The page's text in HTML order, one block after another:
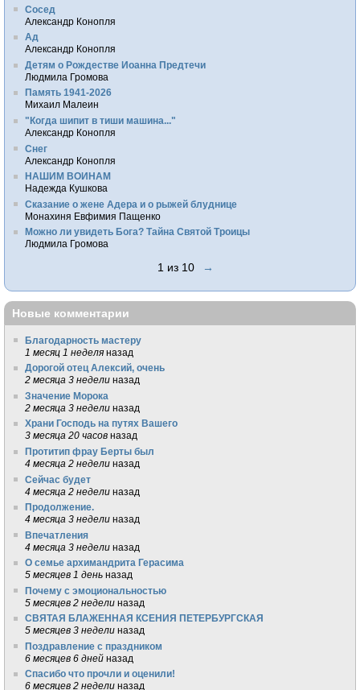
Сосед
Александр Конопля
Ад
Александр Конопля
Детям о Рождестве Иоанна Предтечи
Людмила Громова
Память 1941-2026
Михаил Малеин
"Когда шипит в тиши машина..."
Александр Конопля
Снег
Александр Конопля
НАШИМ ВОИНАМ
Надежда Кушкова
Сказание о жене Адера и о рыжей блуднице
Монахиня Евфимия Пащенко
Можно ли увидеть Бога? Тайна Святой Троицы
Людмила Громова
1 из 10 →
Новые комментарии
Благодарность мастеру
1 месяц 1 неделя назад
Дорогой отец Алексий, очень
2 месяца 3 недели назад
Значение Морока
2 месяца 3 недели назад
Храни Господь на путях Вашего
3 месяца 20 часов назад
Протитип фрау Берты был
4 месяца 2 недели назад
Сейчас будет
4 месяца 2 недели назад
Продолжение.
4 месяца 3 недели назад
Впечатления
4 месяца 3 недели назад
О семье архимандрита Герасима
5 месяцев 1 день назад
Почему с эмоциональностью
5 месяцев 2 недели назад
СВЯТАЯ БЛАЖЕННАЯ КСЕНИЯ ПЕТЕРБУРГСКАЯ
5 месяцев 3 недели назад
Поздравление с праздником
6 месяцев 6 дней назад
Спасибо что прочли и оценили!
6 месяцев 2 недели назад